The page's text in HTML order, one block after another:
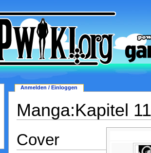
Manga:Kapitel
Cover
Anmelden / Einloggen